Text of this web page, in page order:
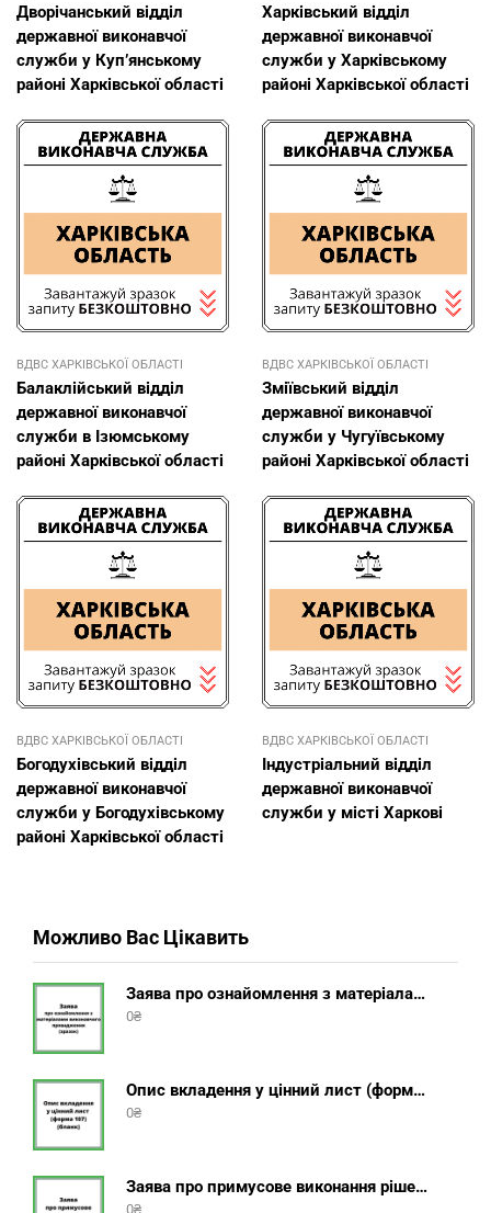
Дворічанський відділ
державної виконавчої
служби у Куп’янському
районі Харківської області
Харківський відділ
державної виконавчої
служби у Харківському
районі Харківської області
ВДВС ХАРКІВСЬКОЇ ОБЛАСТІ
Балаклійський відділ
державної виконавчої
служби в Ізюмському
районі Харківської області
ВДВС ХАРКІВСЬКОЇ ОБЛАСТІ
Зміївський відділ
державної виконавчої
служби у Чугуївському
районі Харківської області
ВДВС ХАРКІВСЬКОЇ ОБЛАСТІ
Богодухівський відділ
державної виконавчої
служби у Богодухівському
районі Харківської області
ВДВС ХАРКІВСЬКОЇ ОБЛАСТІ
Індустріальний відділ
державної виконавчої
служби у місті Харкові
Можливо Вас Цікавить
Заява про ознайомлення з матеріалами виконавчого провадження (зразок, шаблон 2025 року)
0₴
Опис вкладення у цінний лист (форма 107) + інструкція відправлення цінного листа з описом вкладення
0₴
Заява про примусове виконання рішення (зразок, шаблон 2025 року)
0₴